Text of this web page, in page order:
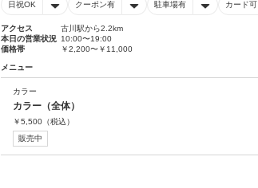
日祝OK クーポン有 駐車場有 カード可
アクセス
古川駅から2.2km
本日の営業状況 10:00〜19:00
価格帯
￥2,200〜￥11,000
メニュー
カラー
カラー（全体）
￥5,500 （税込）
販売中